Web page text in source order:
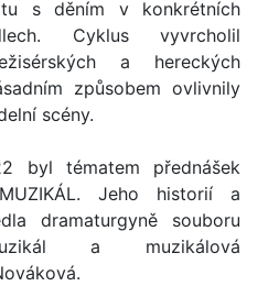
s děním v konkrétních
Cyklus vyvrcholil
a hereckých
způsobem ovlivnily
scény.
byl tématem přednášek
Jeho historií a
dramaturgyně souboru
a muzikálová